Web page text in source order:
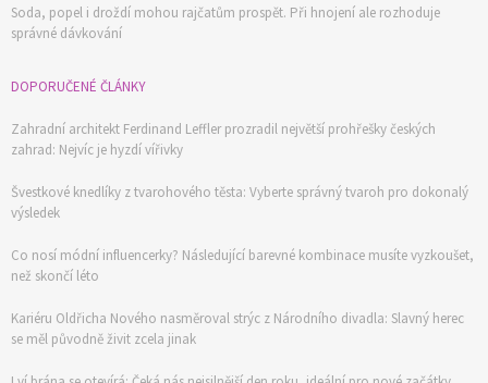
Soda, popel i droždí mohou rajčatům prospět. Při hnojení ale rozhoduje
správné dávkování
DOPORUČENÉ ČLÁNKY
Zahradní architekt Ferdinand Leffler prozradil největší prohřešky českých
zahrad: Nejvíc je hyzdí vířivky
Švestkové knedlíky z tvarohového těsta: Vyberte správný tvaroh pro dokonalý
výsledek
Co nosí módní influencerky? Následující barevné kombinace musíte vyzkoušet,
než skončí léto
Kariéru Oldřicha Nového nasměroval strýc z Národního divadla: Slavný herec
se měl původně živit zcela jinak